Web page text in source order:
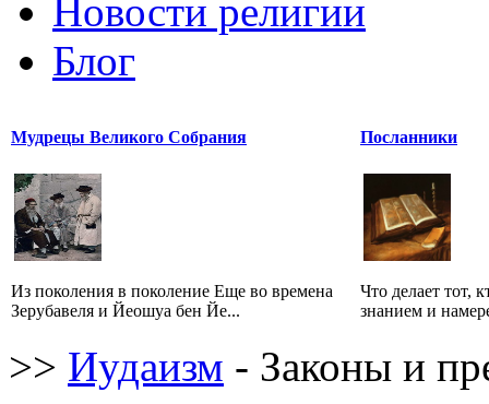
Новости религии
Блог
Мудрецы Великого Собрания
Из поколения в поколение Еще во времена
Зерубавеля и Йеошуа бен Йе...
Посланники
Что делает тот,
знанием и
>> Иудаизм - Законы и